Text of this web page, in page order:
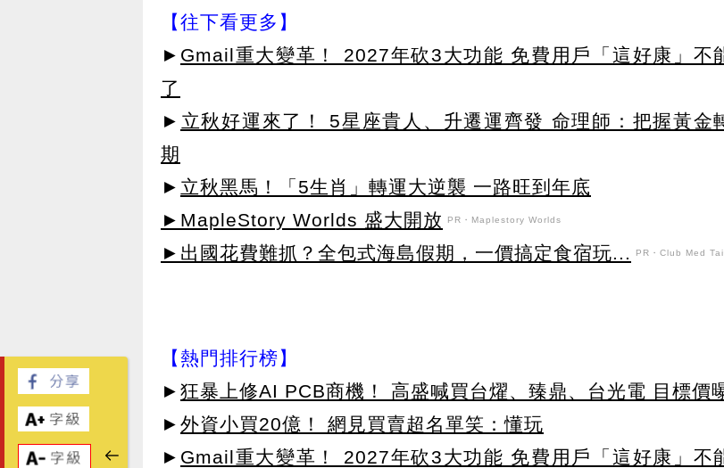
【往下看更多】
► Gmail重大變革！ 2027年砍3大功能 免費用戶「這好康」不
了
► 立秋好運來了！ 5星座貴人、升遷運齊發 命理師：把握黃金
期
► 立秋黑馬！「5生肖」轉運大逆襲 一路旺到年底
►MapleStory Worlds 盛大開放
PR・Maplestory Worlds
►出國花費難抓？全包式海島假期，一價搞定食宿玩... PR・Club Med
【熱門排行榜】
► 狂暴上修AI PCB商機！ 高盛喊買台燿、臻鼎、台光電 目標價
► 外資小買20億！ 網見買賣超名單笑：懂玩
► Gmail重大變革！ 2027年砍3大功能 免費用戶「這好康」不